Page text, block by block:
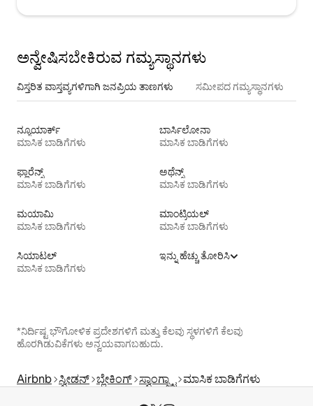
ಅನ್ವೇಷಿಸಬೇಕಿರುವ ಗಮ್ಯಸ್ಥಾನಗಳು
ವಿಸ್ತರಿತ ವಾಸ್ತವ್ಯಗಳಿಗಾಗಿ ಜನಪ್ರಿಯ ತಾಣಗಳು ಸಮೀಪದ ಗಮ್ಯಸ್ಥಾನಗಳು
ನ್ಯೂಯಾರ್ಕ್
ಮಾಸಿಕ ಬಾಡಿಗೆಗಳು
ಬಾರ್ಸಿಲೋನಾ
ಮಾಸಿಕ ಬಾಡಿಗೆಗಳು
ಫ್ಲಾರೆನ್ಸ್
ಮಾಸಿಕ ಬಾಡಿಗೆಗಳು
ಅಥೆನ್ಸ್
ಮಾಸಿಕ ಬಾಡಿಗೆಗಳು
ಮಯಾಮಿ
ಮಾಸಿಕ ಬಾಡಿಗೆಗಳು
ಮಾಂಟ್ರಿಯಲ್
ಮಾಸಿಕ ಬಾಡಿಗೆಗಳು
ಸಿಯಾಟಲ್
ಮಾಸಿಕ ಬಾಡಿಗೆಗಳು
ಇನ್ನು ಹೆಚ್ಚು ತೋರಿಸಿ
*ನಿರ್ದಿಷ್ಟ ಭೌಗೋಳಿಕ ಪ್ರದೇಶಗಳಿಗೆ ಮತ್ತು ಕೆಲವು ಸ್ಥಳಗಳಿಗೆ ಕೆಲವು
ಹೊರಗಿಡುವಿಕೆಗಳು ಅನ್ವಯವಾಗಬಹುದು.
Airbnb ಸ್ವೀಡನ್ ಬ್ಲೇಕಿಂಗ್ ಸ್ವಾಂಗ್ಸ್ಟಾ ಮಾಸಿಕ ಬಾಡಿಗೆಗಳು